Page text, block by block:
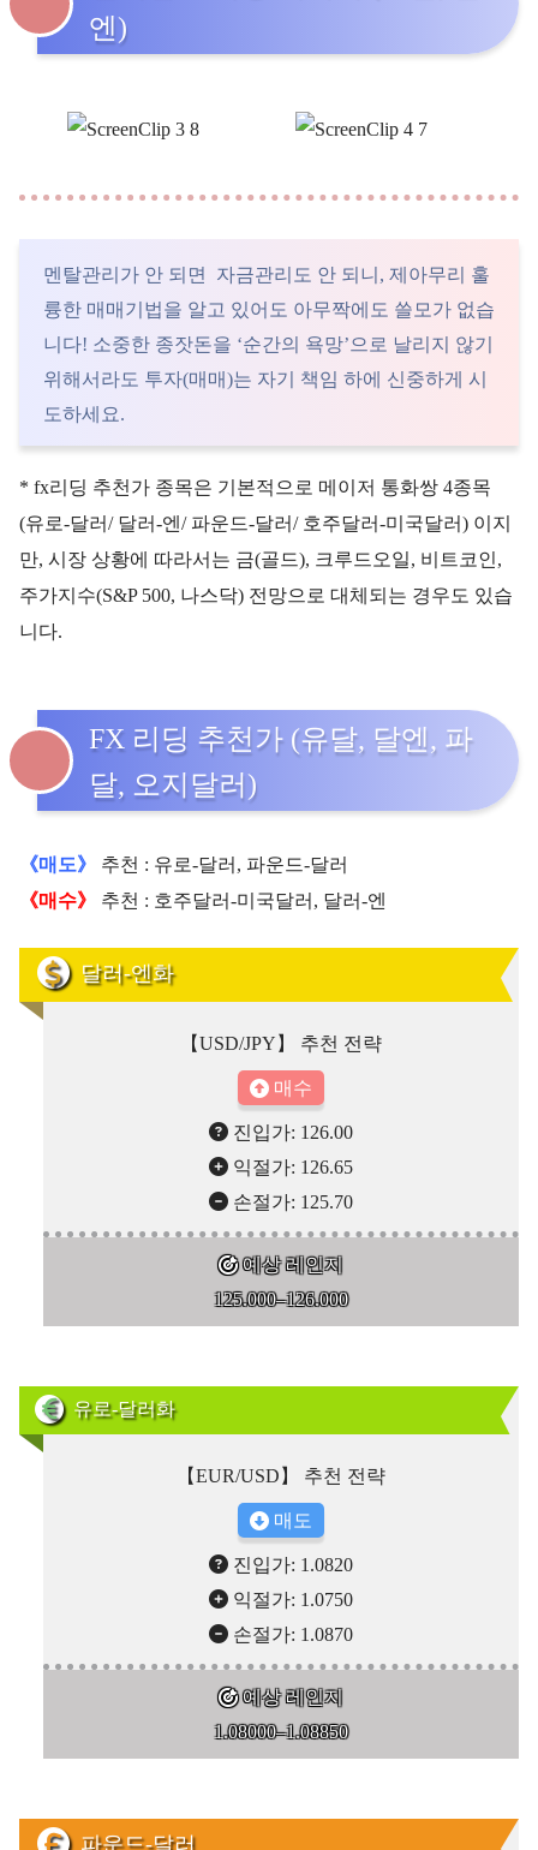
엔)
멘탈관리가 안 되면 자금관리도 안 되니, 제아무리 훌
륭한 매매기법을 알고 있어도 아무짝에도 쓸모가 없습
니다! 소중한 종잣돈을 ‘순간의 욕망’으로 날리지 않기
위해서라도 투자(매매)는 자기 책임 하에 신중하게 시
도하세요.
* fx리딩 추천가 종목은 기본적으로 메이저 통화쌍 4종목
(유로-달러/ 달러-엔/ 파운드-달러/ 호주달러-미국달러) 이지
만, 시장 상황에 따라서는 금(골드), 크루드오일, 비트코인,
주가지수(S&P 500, 나스닥) 전망으로 대체되는 경우도 있습
니다.
FX 리딩 추천가 (유달, 달엔, 파
달, 오지달러)
《매도》
추천 : 유로-달러, 파운드-달러
《매수》
추천 : 호주달러-미국달러, 달러-엔
달러-엔화
【USD/JPY】 추천 전략
매수
진입가: 126.00
익절가: 126.65
손절가: 125.70
예상 레인지
125.000–126.000
유로-달러화
【EUR/USD】 추천 전략
매도
진입가: 1.0820
익절가: 1.0750
손절가: 1.0870
예상 레인지
1.08000–1.08850
파운드-달러